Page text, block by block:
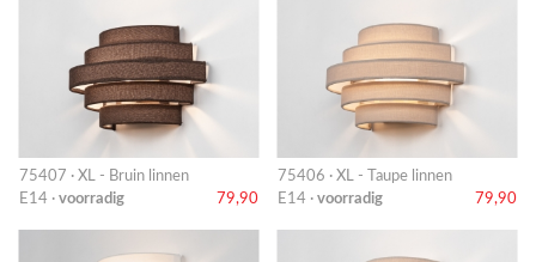
75407 · XL - Bruin linnen
E14 · voorradig 79,90
75406 · XL - Taupe linnen
E14 · voorradig 79,90